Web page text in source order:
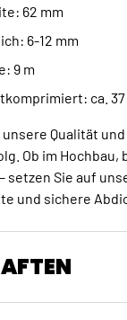
62 mm
6-12 mm
9 m
ca. 37
Qualität
Ob im
setzen Sie auf
und sichere